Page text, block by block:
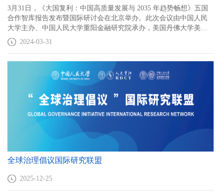
3月31日，《大国复利：中国高质量发展与 2035 年趋势畅想》五国
合作智库报告发布暨国际研讨会在北京举办。此次会议由中国人民
大学主办、中国人民大学重阳金融研究院承办，美国丹佛大学美中
合作中心、俄罗斯自由经济协会、加拿大曼尼托巴大学地缘政治经
济研究小组、印度中国经济文化促进会合作举办。来自中国、美
学者，以及十余个国家的驻华使领馆代表齐聚中国人民大学，共议
中国经济发展前景。
2024-03-31
全球治理倡议国际研究联盟
2025-12-25